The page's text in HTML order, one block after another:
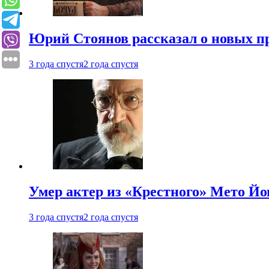
Юрий Стоянов рассказал о новых
3 года спустя2 года спустя
Умер актер из «Крестного» Мето
3 года спустя2 года спустя